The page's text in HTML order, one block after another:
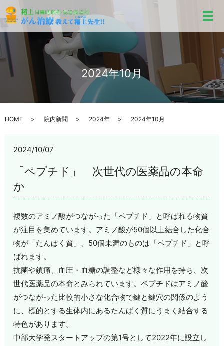
メ
2024年10月
HOME 院内新聞 2024年 2024年10月
2024/10/07
「ペプチド」 次世代の医薬品の本命
か
複数のアミノ酸がつながった「ペプチド」と呼ばれる物質
が注目を集めています。アミノ酸が50個以上結合した化合
物が「たんぱく質」、50個未満のものは「ペプチド」と呼
ばれます。
抗菌や鎮痛、血圧・血糖の調整など様々な作用を持ち、次
世代医薬品の本命とみられています。ペプチドはアミノ酸
がつながった比較的小さな化合物で鍵と鍵穴の関係のよう
に、標的とする生体内にあるたんぱく質にうまく結合する
特色があります。
中部大学発スタートアップの第1号として2022年に設立し